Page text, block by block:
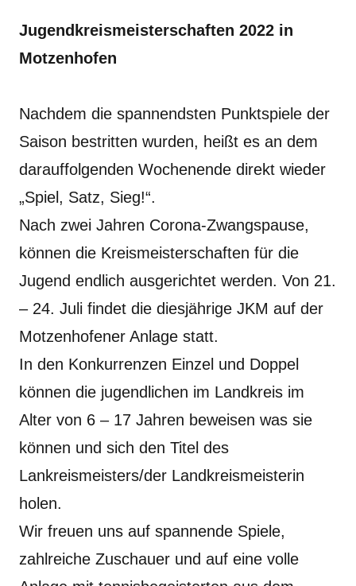
Jugendkreismeisterschaften 2022 in
Motzenhofen
Nachdem die spannendsten Punktspiele der
Saison bestritten wurden, heißt es an dem
darauffolgenden Wochenende direkt wieder
„Spiel, Satz, Sieg!“.
Nach zwei Jahren Corona-Zwangspause,
können die Kreismeisterschaften für die
Jugend endlich ausgerichtet werden. Von 21.
– 24. Juli findet die diesjährige JKM auf der
Motzenhofener Anlage statt.
In den Konkurrenzen Einzel und Doppel
können die jugendlichen im Landkreis im
Alter von 6 – 17 Jahren beweisen was sie
können und sich den Titel des
Lankreismeisters/der Landkreismeisterin
holen.
Wir freuen uns auf spannende Spiele,
zahlreiche Zuschauer und auf eine volle